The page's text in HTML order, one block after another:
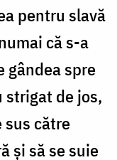
pentru slavă
că s-a
gândea spre
strigat de jos,
sus către
și să se suie